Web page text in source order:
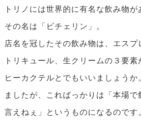
トリノには世界的に有名な飲み物が
その名は「ビチェリン」。
店名を冠したその飲み物は、エスプ
トリキュール、生クリームの３要
ヒーカクテルとでもいいましょうか
ましたが、こればっかりは「本場で
言えねぇ」というものになるのです